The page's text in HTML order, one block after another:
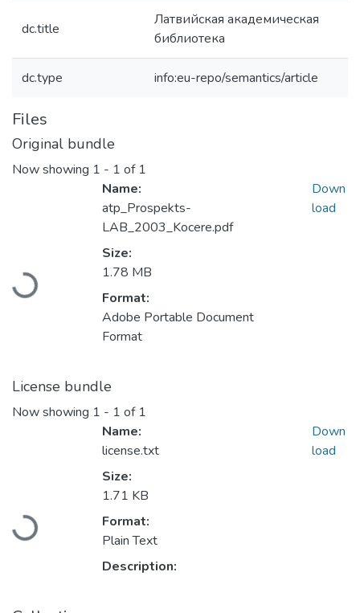
dc.title
Латвийская академическая
библиотека
dc.type info:eu-repo/semantics/article
Files
Original bundle
Now showing 1 - 1 of 1
Loading...
Name:
atp_Prospekts-
LAB_2003_Kocere.pdf
Size:
1.78 MB
Format:
Adobe Portable Document
Format
Down
load
License bundle
Now showing 1 - 1 of 1
Loading...
Name:
license.txt
Size:
1.71 KB
Format:
Plain Text
Description:
Down
load